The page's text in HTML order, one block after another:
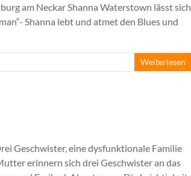
am Neckar Shanna Waterstown lässt sich
Shanna lebt und atmet den Blues und
Weiterlesen
Geschwister, eine dysfunktionale Familie
erinnern sich drei Geschwister an das